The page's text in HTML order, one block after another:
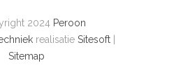
2024 Peroon
realisatie Sitesoft
Sitemap